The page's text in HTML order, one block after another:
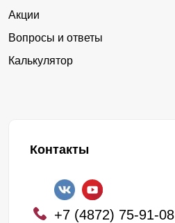
Акции
Вопросы и ответы
Калькулятор
Контакты
+7 (4872) 75-91-08